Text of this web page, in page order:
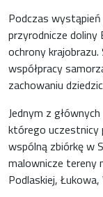
Podczas
przyrodnicze doliny
ochrony
współpracy
zachowaniu
Jednym z
którego uczestnicy
wspólną zbiórkę w
malownicze tereny
Podlaskiej,